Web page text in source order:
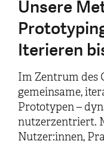
Unsere
Iterieren
Im Zentrum des
gemeinsame,
Prototypen –
nutzerzentriert.
Nutzer:innen,